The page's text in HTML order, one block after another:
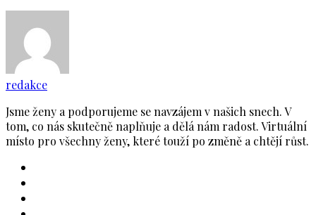
redakce
Jsme ženy a podporujeme se navzájem v našich snech. V
tom, co nás skutečně naplňuje a dělá nám radost. Virtuální
místo pro všechny ženy, které touží po změně a chtějí růst.